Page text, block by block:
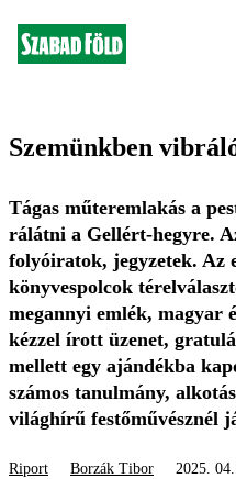
Szemünkben
Tágas műteremlakás a
rálátni a Gellért-hegyre.
folyóiratok, jegyzetek. Az
könyvespolcok
megannyi emlék, magyar
kézzel írott üzenet,
mellett egy ajándékba
számos tanulmány,
világhírű festőművésznél
Riport Borzák Tibor 2025.